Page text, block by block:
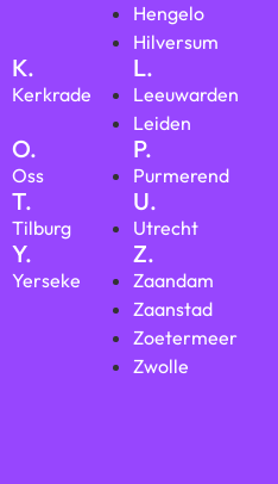
Hengelo
Hilversum
K.
Kerkrade
L.
Leeuwarden
Leiden
O.
Oss
P.
Purmerend
T.
Tilburg
U.
Utrecht
Y.
Yerseke
Z.
Zaandam
Zaanstad
Zoetermeer
Zwolle